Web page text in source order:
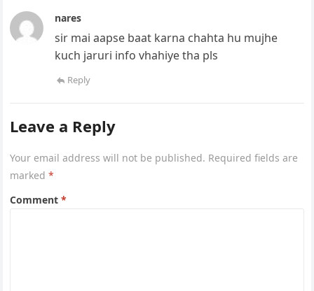
nares
sir mai aapse baat karna chahta hu mujhe
kuch jaruri info vhahiye tha pls
Reply
Leave a Reply
Your email address will not be published. Required fields are
marked*
Comment*